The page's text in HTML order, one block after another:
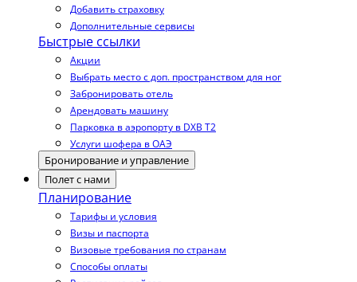
Добавить страховку
Дополнительные сервисы
Быстрые ссылки
Акции
Выбрать место с доп. пространством для ног
Забронировать отель
Арендовать машину
Парковка в аэропорту в DXB T2
Услуги шофера в ОАЭ
Бронирование и управление
Полет с нами
Планирование
Тарифы и условия
Визы и паспорта
Визовые требования по странам
Способы оплаты